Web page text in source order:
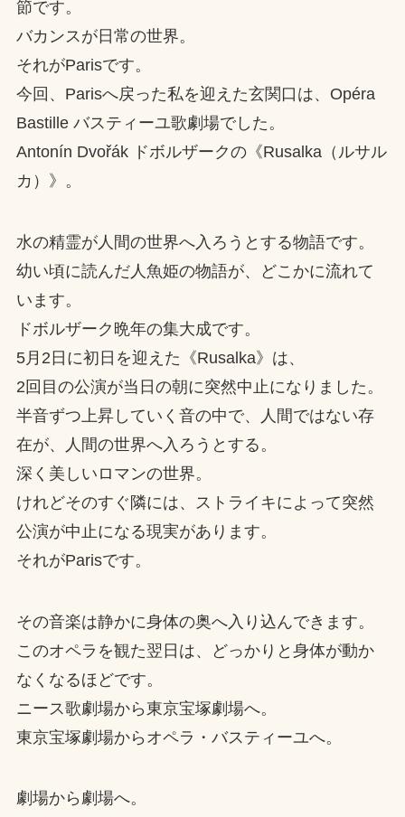
節です。
バカンスが日常の世界。
それがParisです。
今回、Parisへ戻った私を迎えた玄関口は、Opéra
Bastille バスティーユ歌劇場でした。
Antonín Dvořák ドボルザークの《Rusalka（ルサル
カ）》。
水の精霊が人間の世界へ入ろうとする物語です。
幼い頃に読んだ人魚姫の物語が、どこかに流れて
います。
ドボルザーク晩年の集大成です。
5月2日に初日を迎えた《Rusalka》は、
2回目の公演が当日の朝に突然中止になりました。
半音ずつ上昇していく音の中で、人間ではない存
在が、人間の世界へ入ろうとする。
深く美しいロマンの世界。
けれどそのすぐ隣には、ストライキによって突然
公演が中止になる現実があります。
それがParisです。
その音楽は静かに身体の奥へ入り込んできます。
このオペラを観た翌日は、どっかりと身体が動か
なくなるほどです。
ニース歌劇場から東京宝塚劇場へ。
東京宝塚劇場からオペラ・バスティーユへ。
劇場から劇場へ。